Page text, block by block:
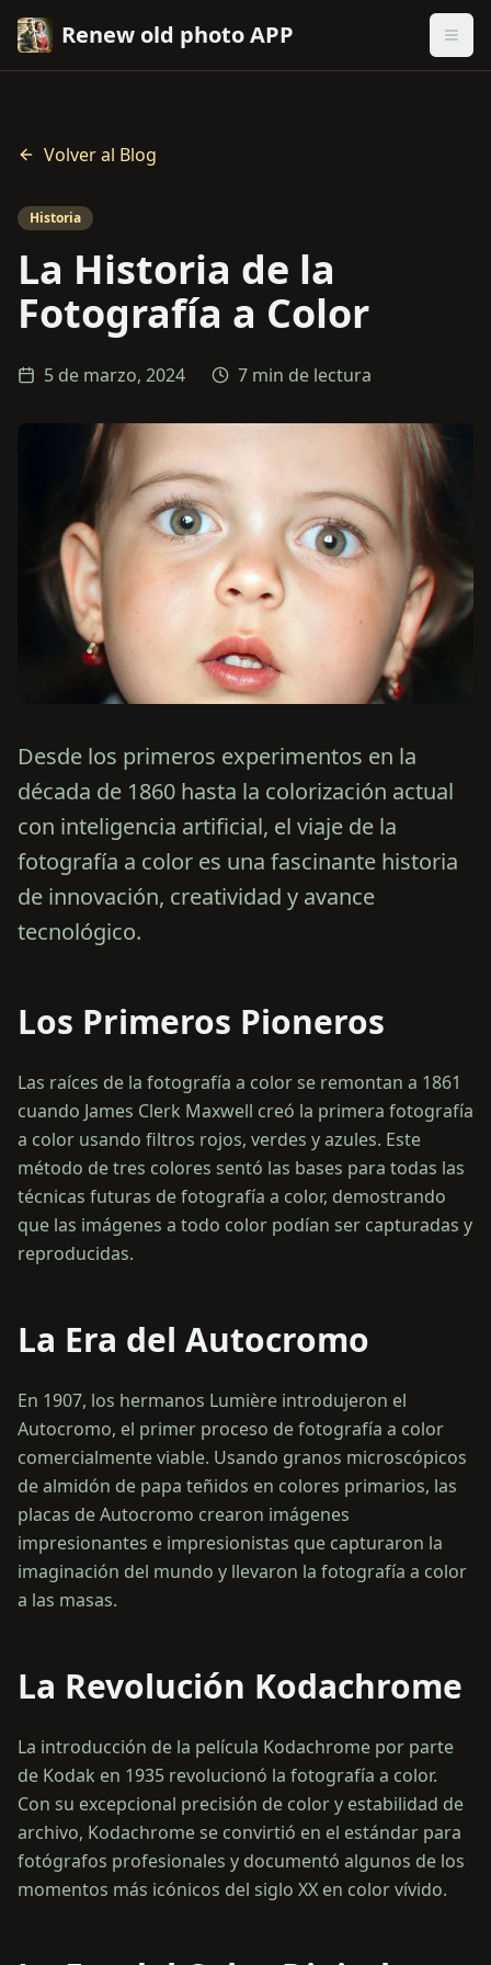
Renew old photo APP
Volver al Blog
Historia
La Historia de la
Fotografía a Color
5 de marzo, 2024 7 min de lectura
Desde los primeros experimentos en la
década de 1860 hasta la colorización actual
con inteligencia artificial, el viaje de la
fotografía a color es una fascinante historia
de innovación, creatividad y avance
tecnológico.
Los Primeros Pioneros
Las raíces de la fotografía a color se remontan a 1861
cuando James Clerk Maxwell creó la primera fotografía
a color usando filtros rojos, verdes y azules. Este
método de tres colores sentó las bases para todas las
técnicas futuras de fotografía a color, demostrando
que las imágenes a todo color podían ser capturadas y
reproducidas.
La Era del Autocromo
En 1907, los hermanos Lumière introdujeron el
Autocromo, el primer proceso de fotografía a color
comercialmente viable. Usando granos microscópicos
de almidón de papa teñidos en colores primarios, las
placas de Autocromo crearon imágenes
impresionantes e impresionistas que capturaron la
imaginación del mundo y llevaron la fotografía a color
a las masas.
La Revolución Kodachrome
La introducción de la película Kodachrome por parte
de Kodak en 1935 revolucionó la fotografía a color.
Con su excepcional precisión de color y estabilidad de
archivo, Kodachrome se convirtió en el estándar para
fotógrafos profesionales y documentó algunos de los
momentos más icónicos del siglo XX en color vívido.